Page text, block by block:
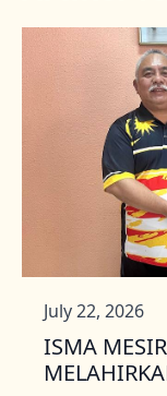
ISMA
July 22, 2026